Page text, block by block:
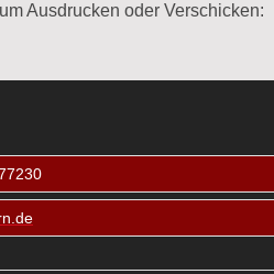
Ausdrucken oder Verschicken: